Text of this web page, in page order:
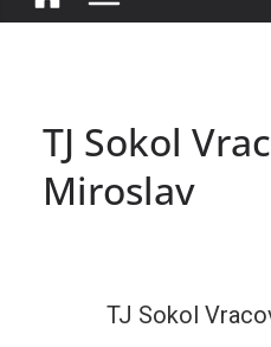
TJ Sokol
Miroslav
TJ Sokol